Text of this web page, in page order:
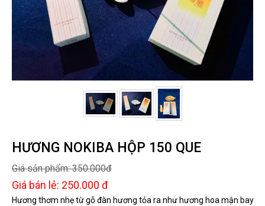
HƯƠNG NOKIBA HỘP 150 QUE
Giá sản phẩm:350.000đ
Giá bán lẻ: 250.000 đ
Hương thơm nhẹ từ gỗ đàn hương tỏa ra như hương hoa mận bay